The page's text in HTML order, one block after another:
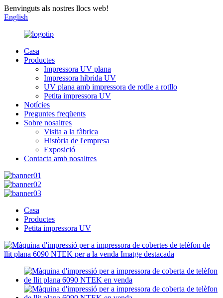
Benvinguts als nostres llocs web!
English
Casa
Productes
Impressora UV plana
Impressora híbrida UV
UV plana amb impressora de rotlle a rotllo
Petita impressora UV
Notícies
Preguntes freqüents
Sobre nosaltres
Visita a la fàbrica
Història de l'empresa
Exposició
Contacta amb nosaltres
Casa
Productes
Petita impressora UV